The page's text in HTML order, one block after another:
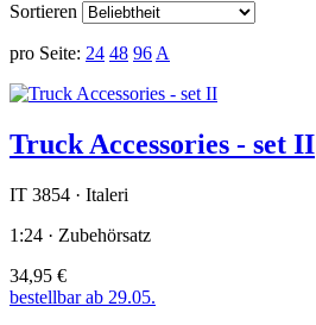
Sortieren
pro Seite: 24 48 96 A
Truck Accessories - set II
IT 3854 · Italeri
1:24 · Zubehörsatz
34,95 €
bestellbar ab 29.05.